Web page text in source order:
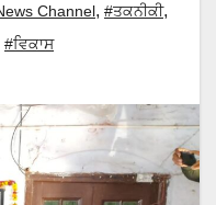
Channel, #ਤਕਨੀਕੀ,
#ਵਿਕਾਸ